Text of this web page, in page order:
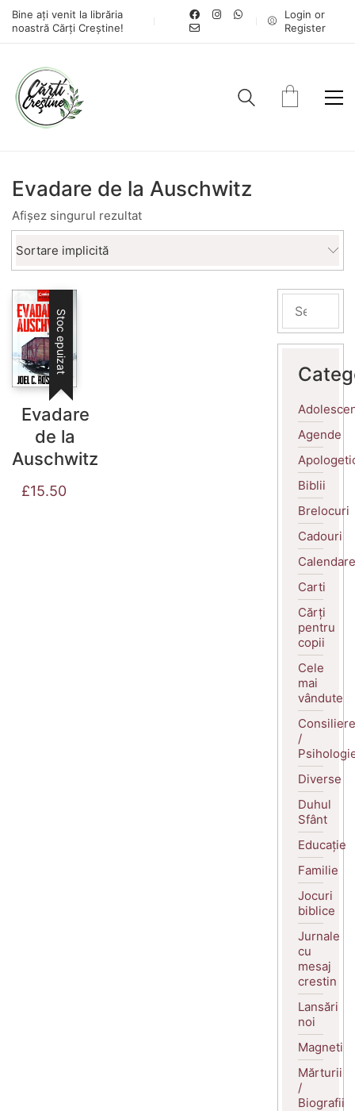
Bine ați venit la librăria
noastră Cărți Creștine!
Login or
Register
Evadare de la Auschwitz
Afișez singurul rezultat
Sortare implicită
Stoc epuizat
Evadare
de la
Auschwitz
£15.50
Agende
Biblii
Brelocuri
Cadouri
Calendare
Carti
Cărți
pentru
copii
Cele
mai
vândute
Consiliere
/
Diverse
Duhul
Sfânt
Educație
Familie
Jocuri
biblice
Jurnale
cu
mesaj
crestin
Lansări
noi
Magneti
Mărturii
/
Biografii